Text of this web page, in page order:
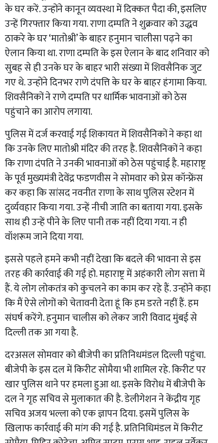
के घर करें. उन्होंने कानून व्यवस्था में दिक्कत पैदा की, इसलिए
उन्हें गिरफ्तार किया गया. राणा दम्पति ने शुक्रवार को उद्धव
ठाकरे के घर ‘मातोश्री’ के बाहर हनुमान चालीसा पढ़ने का
ऐलान किया था. राणा दम्पति के इस ऐलान के बाद शनिवार को
सुबह से ही उनके घर के बाहर भारी संख्या में शिवसैनिक जुट
गए थे. उन्होंने दिनभर राणे दंपत्ति के घर के बाहर हंगामा किया.
शिवसैनिकों ने राणे दम्पति पर धार्मिक भावनाओं को ठेस
पहुंचाने का आरोप लगाया.
पुलिस में दर्ज करवाई गई शिकायत में शिवसैनिकों ने कहा था
कि उनके लिए मातोश्री मंदिर की तरह है. शिवसैनिकों ने कहा
कि राणा दंपति ने उनकी भावनाओं को ठेस पहुंचाई है. महाराष्ट्र
के पूर्व मुख्यमंत्री देवेंद्र फडणवीस ने सोमवार को प्रेस कॉन्फ्रेंस
कर कहा कि सांसद नवनीत राणा के साथ पुलिस स्टेशन में
दुर्व्यवहार किया गया. उन्हें नीची जाति का बताया गया. इसके
साथ ही उन्हें पीने के लिए पानी तक नहीं दिया गया. न ही
वॉशरूम जाने दिया गया.
इससे पहले हमने कभी नहीं देखा कि बदले की भावना से इस
तरह की कार्रवाई की गई हो. महाराष्ट्र में अहंकारी लोग सत्ता में
हैं. ये लोग लोकतंत्र को कुचलने का काम कर रहे हैं. उन्होंने कहा
कि मैं ऐसे लोगों को चेतावनी देता हूं कि हम डरते नहीं हैं. हम
संघर्ष करेंगे. हनुमान चालीस को लेकर जारी विवाद मुंबई से
दिल्ली तक आ गया है.
दरअसल सोमवार को बीजेपी का प्रतिनिधमंडल दिल्ली पहुंचा.
बीजेपी के इस दल में किरीट सोमैया भी शामिल रहे. किरीट पर
खार पुलिस थाने पर हमला हुआ था. इसके विरोध में बीजेपी के
दल ने गृह सचिव से मुलाकात की है. डेलीगेशन ने केंद्रीय गृह
सचिव अजय भल्ला को एक ज्ञापन दिया. इसमें पुलिस के
खिलाफ कार्रवाई की मांग की गई है. प्रतिनिधिमंडल में किरीट